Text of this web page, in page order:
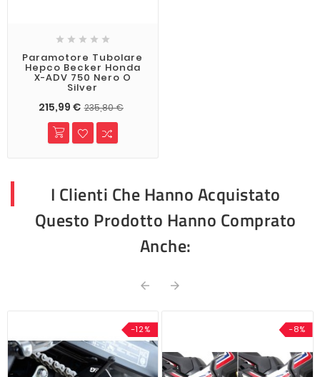
    
Paramotore Tubolare
Hepco Becker Honda
X-ADV 750 Nero O
Silver
215,99 € 235,80 €
I Clienti Che Hanno Acquistato
Questo Prodotto Hanno Comprato
Anche:
 
-12% -8%